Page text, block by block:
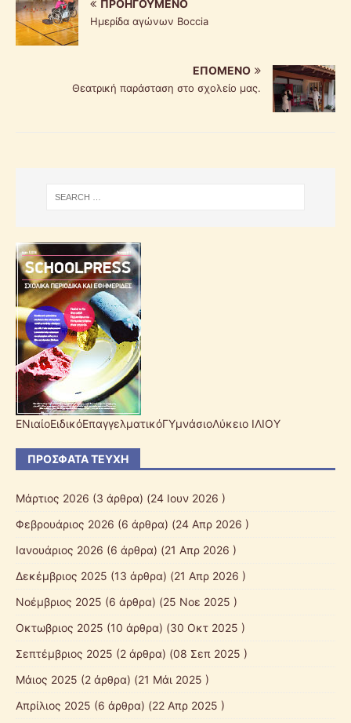
ΠΡΟΗΓΟΎΜΕΝΟ
Ημερίδα αγώνων Boccia
ΕΠΌΜΕΝΟ
Θεατρική παράσταση στο σχολείο μας.
ΕΝιαίοΕιδικόΕπαγγελματικόΓΥμνάσιοΛύκειο ΙΛΙΟΥ
ΠΡΌΣΦΑΤΑ ΤΕΎΧΗ
Μάρτιος 2026 (3 άρθρα) (24 Ιουν 2026 )
Φεβρουάριος 2026 (6 άρθρα) (24 Απρ 2026 )
Ιανουάριος 2026 (6 άρθρα) (21 Απρ 2026 )
Δεκέμβριος 2025 (13 άρθρα) (21 Απρ 2026 )
Νοέμβριος 2025 (6 άρθρα) (25 Νοε 2025 )
Οκτωβριος 2025 (10 άρθρα) (30 Οκτ 2025 )
Σεπτέμβριος 2025 (2 άρθρα) (08 Σεπ 2025 )
Mάιος 2025 (2 άρθρα) (21 Μάι 2025 )
Απρίλιος 2025 (6 άρθρα) (22 Απρ 2025 )